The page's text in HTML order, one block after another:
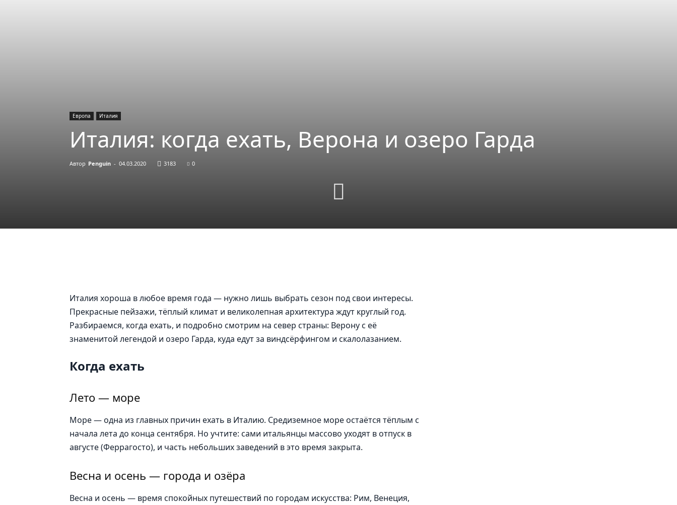
Европа Италия
Италия: когда ехать, Верона и озеро Гарда
Автор Penguin - 04.03.2020 3183 0
Италия хороша в любое время года — нужно лишь выбрать сезон под свои интересы.
Прекрасные пейзажи, тёплый климат и великолепная архитектура ждут круглый год.
Разбираемся, когда ехать, и подробно смотрим на север страны: Верону с её
знаменитой легендой и озеро Гарда, куда едут за виндсёрфингом и скалолазанием.
Когда ехать
Лето — море
Море — одна из главных причин ехать в Италию. Средиземное море остаётся тёплым с
начала лета до конца сентября. Но учтите: сами итальянцы массово уходят в отпуск в
августе (Феррагосто), и часть небольших заведений в это время закрыта.
Весна и осень — города и озёра
Весна и осень — время спокойных путешествий по городам искусства: Рим, Венеция,